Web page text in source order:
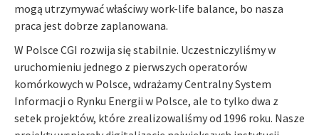
mogą utrzymywać właściwy work-life balance, bo nasza
praca jest dobrze zaplanowana.
W Polsce CGI rozwija się stabilnie. Uczestniczyliśmy w
uruchomieniu jednego z pierwszych operatorów
komórkowych w Polsce, wdrażamy Centralny System
Informacji o Rynku Energii w Polsce, ale to tylko dwa z
setek projektów, które zrealizowaliśmy od 1996 roku. Nasze